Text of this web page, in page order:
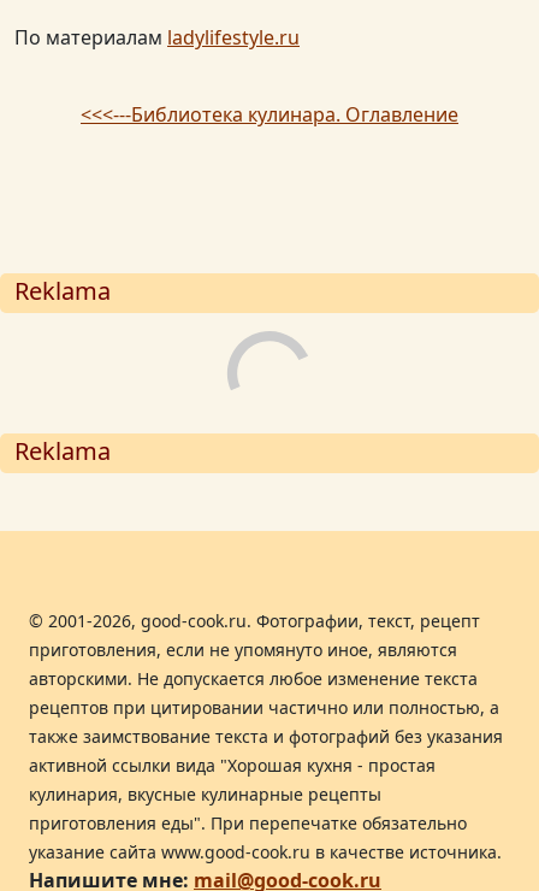
По материалам ladylifestyle.ru
<<<---Библиотека кулинара. Оглавление
Reklama
Reklama
© 2001-2026, good-cook.ru. Фотографии, текст, рецепт
приготовления, если не упомянуто иное, являются
авторскими. Не допускается любое изменение текста
рецептов при цитировании частично или полностью, а
также заимствование текста и фотографий без указания
активной ссылки вида "Хорошая кухня - простая
кулинария, вкусные кулинарные рецепты
приготовления еды". При перепечатке обязательно
указание сайта www.good-cook.ru в качестве источника.
Напишите мне: mail@good-cook.ru